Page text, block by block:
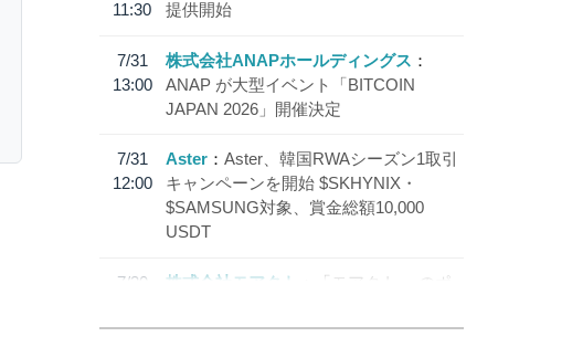
11:30
提供開始
7/31
13:00
株式会社ANAPホールディングス
ANAP が大型イベント「BITCOIN
JAPAN 2026」開催決定
7/31
12:00
Aster
Aster、韓国RWAシーズン1取引
キャンペーンを開始 $SKHYNIX・
$SAMSUNG対象、賞金総額10,000
USDT
7/30
株式会社モアクト
「モアクト」 のポ
「 JPYC」を追加